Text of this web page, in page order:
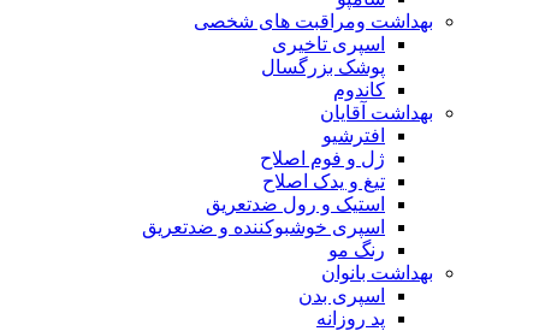
بهداشت ومراقبت های شخصی
اسپری تاخیری
پوشک بزرگسال
کاندوم
بهداشت آقایان
افترشیو
ژل و فوم اصلاح
تیغ و یدک اصلاح
استیک و رول ضدتعریق
اسپری خوشبوکننده و ضدتعریق
رنگ مو
بهداشت بانوان
اسپری بدن
پد روزانه